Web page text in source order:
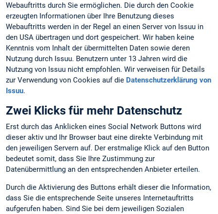
Webauftritts durch Sie ermöglichen. Die durch den Cookie
erzeugten Informationen über Ihre Benutzung dieses
Webauftritts werden in der Regel an einen Server von Issuu in
den USA übertragen und dort gespeichert. Wir haben keine
Kenntnis vom Inhalt der übermittelten Daten sowie deren
Nutzung durch Issuu. Benutzern unter 13 Jahren wird die
Nutzung von Issuu nicht empfohlen. Wir verweisen für Details
zur Verwendung von Cookies auf die Datenschutzerklärung von
Issuu.
Zwei Klicks für mehr Datenschutz
Erst durch das Anklicken eines Social Network Buttons wird
dieser aktiv und Ihr Browser baut eine direkte Verbindung mit
den jeweiligen Servern auf. Der erstmalige Klick auf den Button
bedeutet somit, dass Sie Ihre Zustimmung zur
Datenübermittlung an den entsprechenden Anbieter erteilen.
Durch die Aktivierung des Buttons erhält dieser die Information,
dass Sie die entsprechende Seite unseres Internetauftritts
aufgerufen haben. Sind Sie bei dem jeweiligen Sozialen